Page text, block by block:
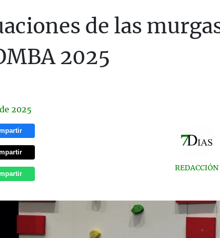
de las
2025
de 2025
REDACCIÓN